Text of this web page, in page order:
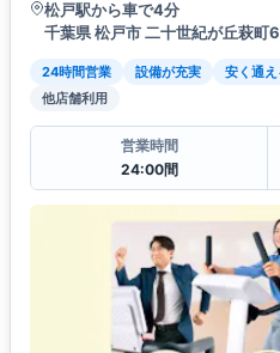
松戸駅から車で4分
千葉県 松戸市 二十世紀が丘萩町
24時間営業 設備が充実 安く通え
他店舗利用
営業時間
24:00間